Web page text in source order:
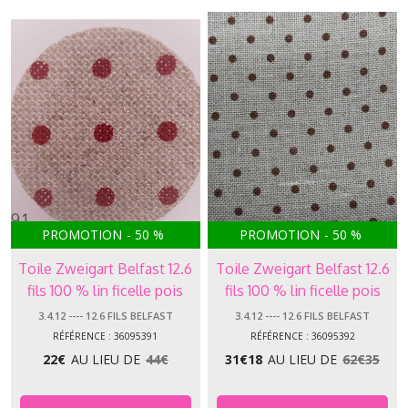
PROMOTION - 50 %
Toile Zweigart Belfast 12.6
fils 100 % lin ficelle pois
rouge (5391)
3.4.12 ---- 12.6 FILS BELFAST
RÉFÉRENCE : 36095391
22€ AU LIEU DE 44€
PROMOTION - 50 %
Toile Zweigart Belfast 12.6
fils 100 % lin ficelle pois
marron (5392)
3.4.12 ---- 12.6 FILS BELFAST
RÉFÉRENCE : 36095392
31€18 AU LIEU DE 62€35